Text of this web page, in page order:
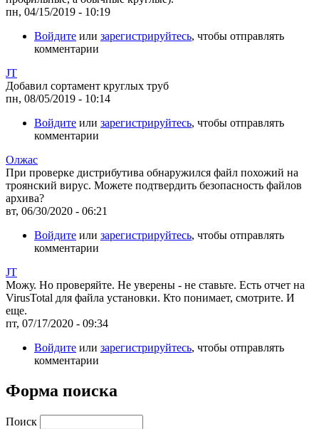
пн, 04/15/2019 - 10:19
Войдите или зарегистрируйтесь, чтобы отправлять
комментарии
JT
Добавил сортамент круглых труб
пн, 08/05/2019 - 10:14
Войдите или зарегистрируйтесь, чтобы отправлять
комментарии
Олжас
При проверке дистрибутива обнаружился файл похожий на
троянский вирус. Можете подтвердить безопасность файлов
архива?
вт, 06/30/2020 - 06:21
Войдите или зарегистрируйтесь, чтобы отправлять
комментарии
JT
Можу. Но проверяйте. Не уверены - не ставьте. Есть отчет на
VirusTotal для файла установки. Кто понимает, смотрите. И
еще.
пт, 07/17/2020 - 09:34
Войдите или зарегистрируйтесь, чтобы отправлять
комментарии
Форма поиска
Поиск